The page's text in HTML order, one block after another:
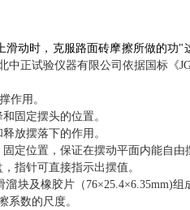
动时，克服路面砖摩擦所做的功"
中正试验仪器有限公司依据国标 《
作用。
固定摆头的位置。
放摆落下的作用。
定位置，保证在摆动平面内能自由
指针可直接指示出摆值。
块及橡胶片（76×25.4×6.35mm)
系数的尺度。